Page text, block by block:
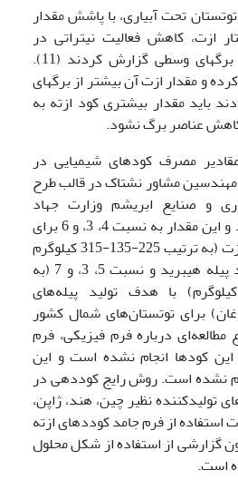
تحت آبیاری، با پاشش مقدار
ازت، کاهش فعالیت نیتراتی در
برگهای بالایی نسبت به برگهای وسطی گزارش کردند (11).
و مقدار ازت آن بیشتر از برگهای
باید مقدار بیشتری کود ازته به
عناصر برگ نشود.
مصرف کودهای شیمیایی در
مشاور نشتاک در قالب طرح
و صنایع ابریشم وزارت جهاد
کشاورزی (1) بررسی شد و این مقدار به نسبت 4، 3، و 6 برای
عناصر پتاسیم، فسفر و ازت (به ترتیب 225-135-315 کیلوگرم
در هکتار) با هدف تولید پیله هیبرید و نسبت 5، 3، و 7 (به
240-180-300 کیلوگرم) با هدف تولید پیله‌های
برای توتستان‌های شمال کشور
درباره فرم فیزیکی، فرم
کودها انجام نشده است و این
نشده است. روش رایج کوددهی در
تولیدکننده نظیر چین، هند، ژاپن،
استفاده از فرم جامد کوددهای ازته
22) و تاکنون گزارشی از استفاده از شکل محلول
است.